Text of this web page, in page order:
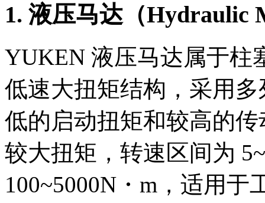
1. 液压马达（Hydraulic
YUKEN 液压马达属于柱
低速大扭矩结构，采用
低的启动扭矩和较高的
较大扭矩，转速区间为
100~5000N・m，适用